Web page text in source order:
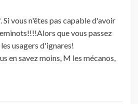
Si vous n'êtes pas capable d'avoir
que vous passez
usagers d'ignares!
en savez moins, M les mécanos,